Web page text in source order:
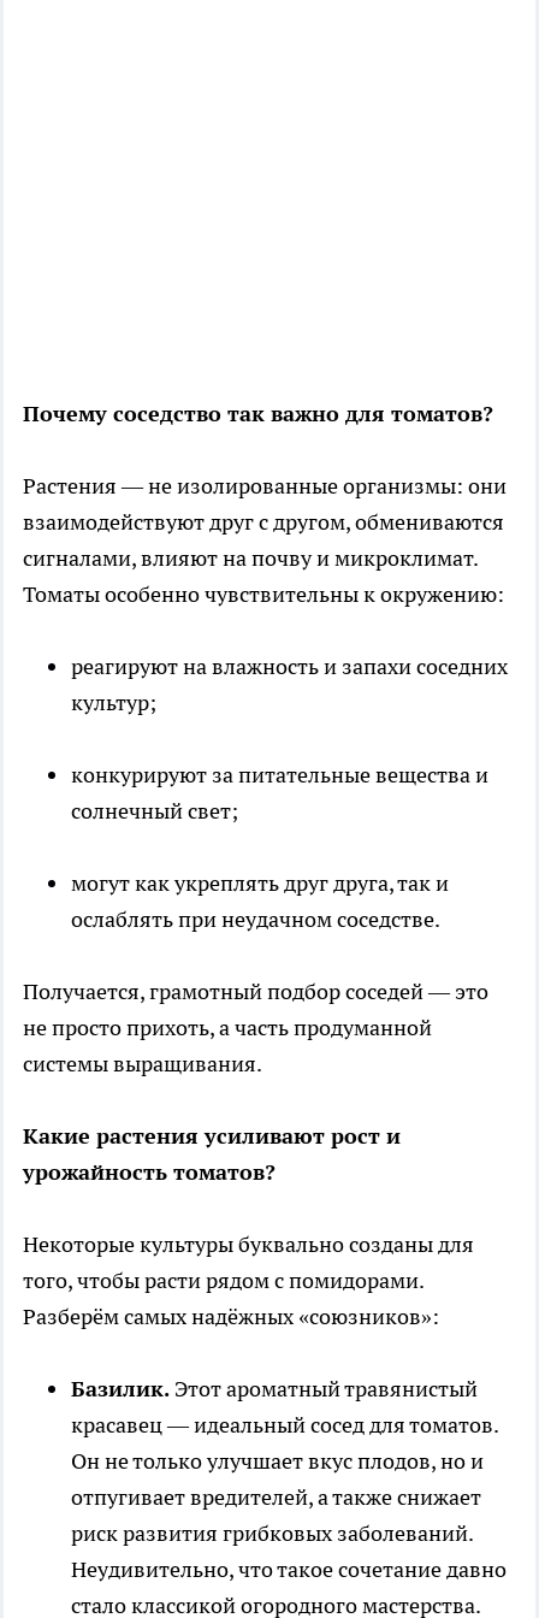
Почему соседство так важно для томатов?
Растения — не изолированные организмы: они
взаимодействуют друг с другом, обмениваются
сигналами, влияют на почву и микроклимат.
Томаты особенно чувствительны к окружению:
реагируют на влажность и запахи соседних
культур;
конкурируют за питательные вещества и
солнечный свет;
могут как укреплять друг друга, так и
ослаблять при неудачном соседстве.
Получается, грамотный подбор соседей — это
не просто прихоть, а часть продуманной
системы выращивания.
Какие растения усиливают рост и
урожайность томатов?
Некоторые культуры буквально созданы для
того, чтобы расти рядом с помидорами.
Разберём самых надёжных «союзников»:
Базилик. Этот ароматный травянистый
красавец — идеальный сосед для томатов.
Он не только улучшает вкус плодов, но и
отпугивает вредителей, а также снижает
риск развития грибковых заболеваний.
Неудивительно, что такое сочетание давно
стало классикой огородного мастерства.